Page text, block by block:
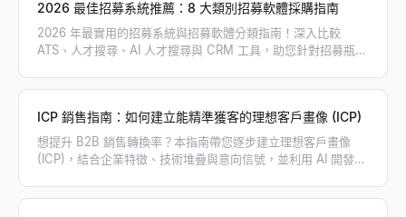
2026 最佳招募系統推薦：8 大類別招募軟體採購指南
2026 年最實用的招募系統與招募軟體分類指南！深入比較
ATS、人才搜尋、AI 人才搜尋與 CRM 工具，助您針對招募瓶頸
ICP 銷售指南：如何建立能精準獲客的理想客戶畫像 (ICP)
想提升 B2B 銷售轉換率？本指南帶您逐步建立理想客戶畫像
(ICP)，結合企業特徵、技術堆疊與意向信號，並利用 AI 開發工